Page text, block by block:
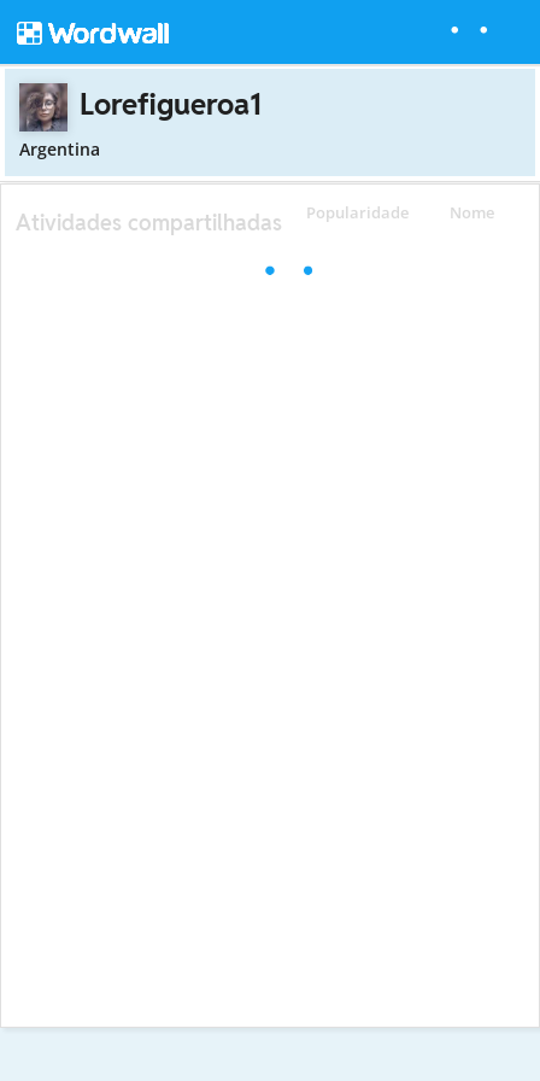
Lorefigueroa1
Argentina
Popularidade Nome
Atividades compartilhadas